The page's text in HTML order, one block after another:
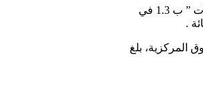
وأضاف بنك المغرب أن التطور الأسبوعي في المؤشر المرجعي يعكس، أساسا، الانخفاضات المسجلة في المؤشرات القطاعية لـ “الاتصالات ” ب 1.3 في
أنه في السوق المركزية، بلغ